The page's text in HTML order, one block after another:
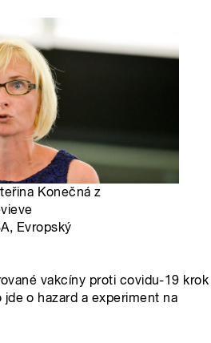
Konečná z
Evropský
vakcíny proti covidu-19 krok
o hazard a experiment na